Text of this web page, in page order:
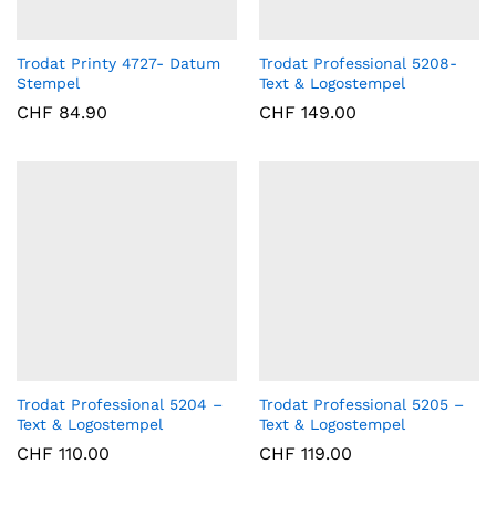
Trodat Printy 4727- Datum
Stempel
CHF 84.90
Trodat Professional 5208-
Text & Logostempel
CHF 149.00
Trodat Professional 5204 –
Text & Logostempel
CHF 110.00
Trodat Professional 5205 –
Text & Logostempel
CHF 119.00